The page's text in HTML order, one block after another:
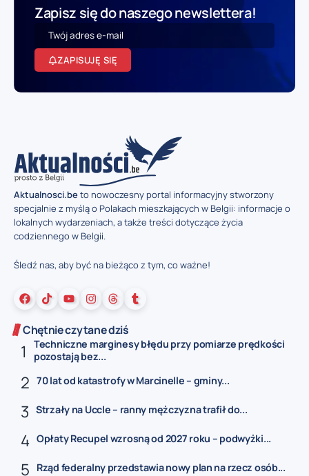
Zapisz się do naszego newslettera!
ZAPISUJĘ SIĘ
Aktualnosci.beto nowoczesny portal informacyjny stworzony
specjalnie z myślą o Polakach mieszkających w Belgii: informacje o
lokalnych wydarzeniach, a także treści dotyczące życia
codziennego w Belgii.
Śledź nas, aby być na bieżąco z tym, co ważne!
Chętnie czytane dziś
Techniczne marginesy błędu przy pomiarze prędkości
pozostają bez...
70 lat od katastrofy w Marcinelle – gminy...
Strzały na Uccle – ranny mężczyzna trafił do...
Opłaty Recupel wzrosną od 2027 roku – podwyżki...
Rząd federalny przedstawia nowy plan na rzecz osób...